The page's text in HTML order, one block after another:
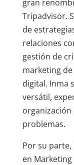
gran
Tripadvisor.
de
relaciones
gestión de
marketing
digital. Inma
versátil,
problemas.
Por su parte,
en